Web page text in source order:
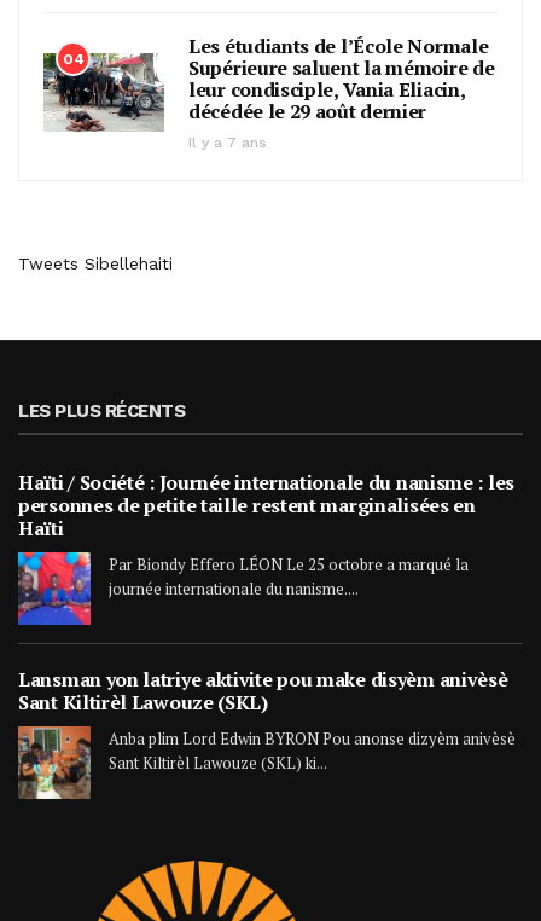
04
Les étudiants de l’École Normale
Supérieure saluent la mémoire de
leur condisciple, Vania Eliacin,
décédée le 29 août dernier
Il y a 7 ans
Tweets Sibellehaiti
LES PLUS RÉCENTS
Haïti / Société : Journée internationale du nanisme : les
personnes de petite taille restent marginalisées en
Haïti
Par Biondy Effero LÉON Le 25 octobre a marqué la
journée internationale du nanisme....
Lansman yon latriye aktivite pou make disyèm anivèsè
Sant Kiltirèl Lawouze (SKL)
Anba plim Lord Edwin BYRON Pou anonse dizyèm anivèsè
Sant Kiltirèl Lawouze (SKL) ki...